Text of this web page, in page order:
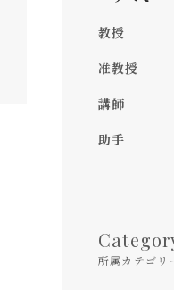
教授
准教授
講師
助手
所属カテゴリ